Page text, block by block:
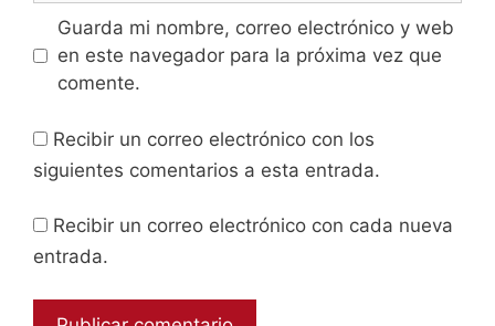
Guarda mi nombre, correo electrónico y web
en este navegador para la próxima vez que
comente.
Recibir un correo electrónico con los
siguientes comentarios a esta entrada.
Recibir un correo electrónico con cada nueva
entrada.